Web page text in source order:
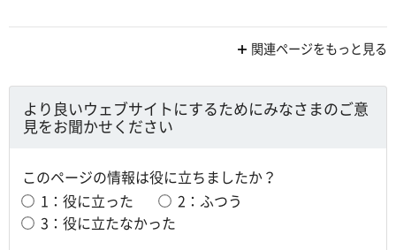
関連ページをもっと見る
より良いウェブサイトにするためにみなさまのご意
見をお聞かせください
このページの情報は役に立ちましたか？
1：役に立った
2：ふつう
3：役に立たなかった